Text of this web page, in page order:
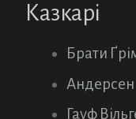
Казкарі
Брати
Андерсен
Гауф